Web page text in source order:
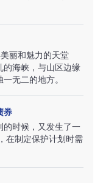
丽和魅力的天堂
海峡，与山区边缘
无二的地方。
券
的时候，又发生了一
在制定保护计划时需